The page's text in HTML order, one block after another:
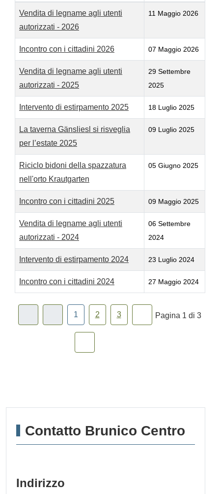
Contatto Brunico Centro
Indirizzo
Articoli
Vendita di legname agli utenti
autorizzati - 2026
11 Maggio 2026
Incontro con i cittadini 2026 07 Maggio 2026
Vendita di legname agli utenti
autorizzati - 2025
29 Settembre
2025
Intervento di estirpamento 2025 18 Luglio 2025
La taverna Gänsliesl si risveglia
per l’estate 2025
09 Luglio 2025
Riciclo bidoni della spazzatura
nell'orto Krautgarten
05 Giugno 2025
Incontro con i cittadini 2025 09 Maggio 2025
Vendita di legname agli utenti
autorizzati - 2024
06 Settembre
2024
Intervento di estirpamento 2024 23 Luglio 2024
Incontro con i cittadini 2024 27 Maggio 2024
Pagina 1 di 3
1 2 3